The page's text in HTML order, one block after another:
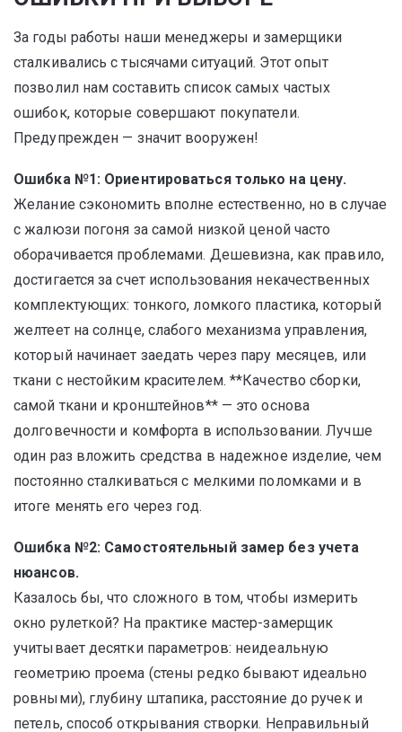
За годы работы наши менеджеры и замерщики
сталкивались с тысячами ситуаций. Этот опыт
позволил нам составить список самых частых
ошибок, которые совершают покупатели.
Предупрежден — значит вооружен!
Ошибка №1: Ориентироваться только на цену.
Желание сэкономить вполне естественно, но в случае
с жалюзи погоня за самой низкой ценой часто
оборачивается проблемами. Дешевизна, как правило,
достигается за счет использования некачественных
комплектующих: тонкого, ломкого пластика, который
желтеет на солнце, слабого механизма управления,
который начинает заедать через пару месяцев, или
ткани с нестойким красителем. **Качество сборки,
самой ткани и кронштейнов** — это основа
долговечности и комфорта в использовании. Лучше
один раз вложить средства в надежное изделие, чем
постоянно сталкиваться с мелкими поломками и в
итоге менять его через год.
Ошибка №2: Самостоятельный замер без учета
нюансов.
Казалось бы, что сложного в том, чтобы измерить
окно рулеткой? На практике мастер-замерщик
учитывает десятки параметров: неидеальную
геометрию проема (стены редко бывают идеально
ровными), глубину штапика, расстояние до ручек и
петель, способ открывания створки. Неправильный